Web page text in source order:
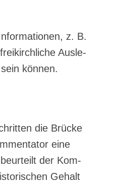
z. B.
Aus­le­
können.
die Brü­cke
eine
der Kom­
Gehalt